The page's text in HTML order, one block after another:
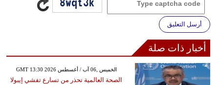
أرسل التعليق
أخبار ذات صلة
GMT 13:30 2026 الخميس ,06 آب / أغسطس
الصحة العالمية تحذر من تسارع تفشي إيبولا